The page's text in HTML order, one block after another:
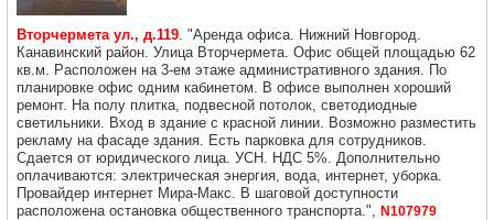
Вторчермета ул., д.119. "Аренда офиса. Нижний Новгород.
Канавинский район. Улица Вторчермета. Офис общей площадью 62
кв.м. Расположен на 3-ем этаже административного здания. По
планировке офис одним кабинетом. В офисе выполнен хороший
ремонт. На полу плитка, подвесной потолок, светодиодные
светильники. Вход в здание с красной линии. Возможно разместить
рекламу на фасаде здания. Есть парковка для сотрудников.
Сдается от юридического лица. УСН. НДС 5%. Дополнительно
оплачиваются: электрическая энергия, вода, интернет, уборка.
Провайдер интернет Мира-Макс. В шаговой доступности
расположена остановка общественного транспорта.", N107979